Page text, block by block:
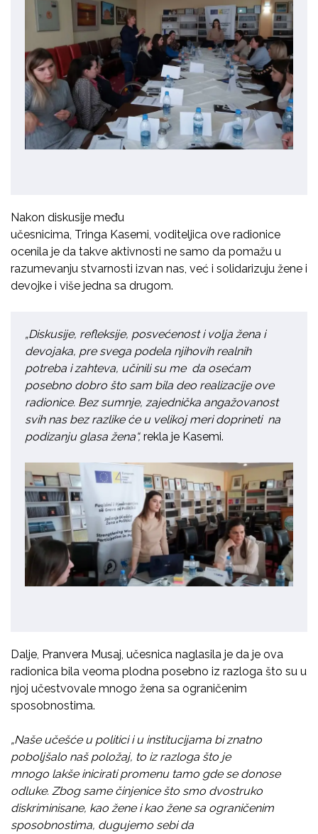
Nakon diskusije među
učesnicima, Tringa Kasemi, voditeljica ove radionice
ocenila je da takve aktivnosti ne samo da pomažu u
razumevanju stvarnosti izvan nas, već i solidarizuju žene i
devojke i više jedna sa drugom.
„Diskusije, refleksije, posvećenost i volja žena i
devojaka, pre svega podela njihovih realnih
potreba i zahteva, učinili su me da osećam
posebno dobro što sam bila deo realizacije ove
radionice. Bez sumnje, zajednička angažovanost
svih nas bezrazlike će u velikoj meri doprineti na
podizanju glasa žena“, rekla je Kasemi.
Dalje, Pranvera Musaj, učesnica naglasila je da je ova
radionica bila veoma plodna posebno iz razloga što su u
njoj učestvovale mnogo žena sa ograničenim
sposobnostima.
„Naše učešće u politici i u institucijama bi znatno
poboljšalo naš položaj, to iz razloga što je
mnogo lakše inicirati promenu tamo gde se donose
odluke. Zbog same činjenice što smo dvostruko
diskriminisane, kao žene i kao žene sa ograničenim
sposobnostima, dugujemo sebi da